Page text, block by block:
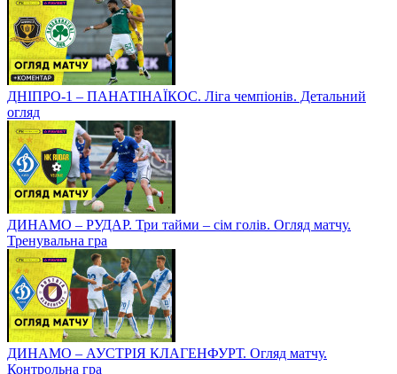
ДНІПРО-1 – ПАНАТІНАЇКОС. Ліга чемпіонів. Детальний
огляд
ДИНАМО – РУДАР. Три тайми – сім голів. Огляд матчу.
Тренувальна гра
ДИНАМО – АУСТРІЯ КЛАГЕНФУРТ. Огляд матчу.
Контрольна гра